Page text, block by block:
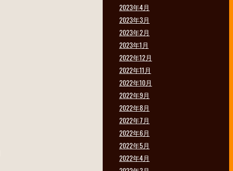
2023年4月
2023年3月
2023年2月
2023年1月
2022年12月
2022年11月
2022年10月
2022年9月
2022年8月
2022年7月
2022年6月
2022年5月
2022年4月